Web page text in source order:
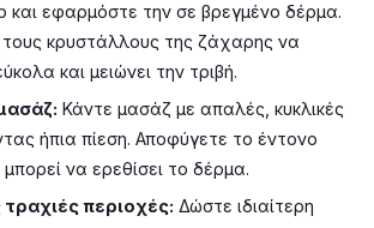
και εφαρμόστε την σε βρεγμένο δέρμα.
κρυστάλλους της ζάχαρης να
και μειώνει την τριβή.
Κάντε μασάζ με απαλές, κυκλικές
ήπια πίεση. Αποφύγετε το έντονο
να ερεθίσει το δέρμα.
τραχιές περιοχές: Δώστε ιδιαίτερη